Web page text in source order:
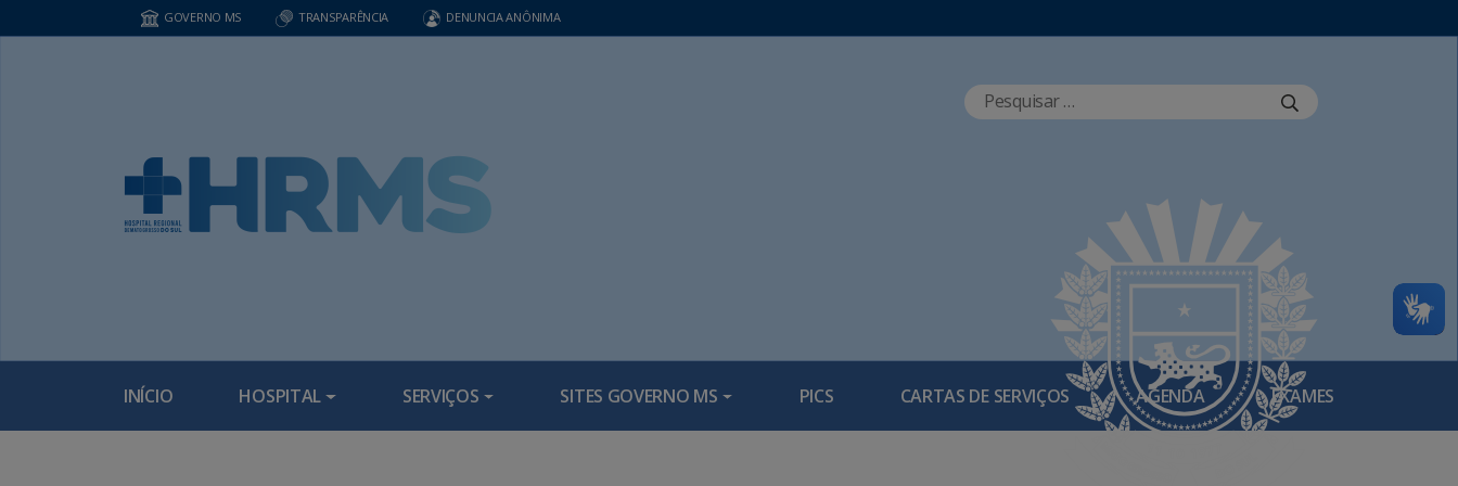
GOVERNO MS TRANSPARÊNCIA DENUNCIA ANÔNIMA
INÍCIO HOSPITAL SERVIÇOS SITES GOVERNO MS PICS CARTAS DE SERVIÇOS AGENDA EXAMES